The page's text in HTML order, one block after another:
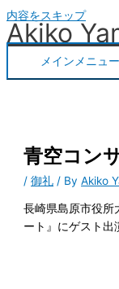
内容をスキップ
Akiko
メインメニュー
青空コン
/御礼 / ByAkiko
長崎県島原市役所
ート』にゲスト出